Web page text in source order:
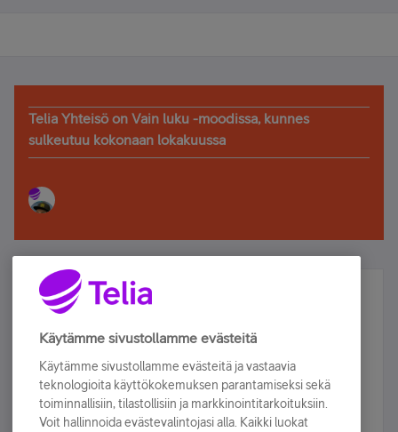
Telia Yhteisö on Vain luku -moodissa, kunnes
sulkeutuu kokonaan lokakuussa
Älä jää paitsi – osallistu ja voita!
Tilaa Telian uutiskirje ja olet mukana arvonnassa.
sähköpostiisi.
Tilaa nyt
Käytämme sivustollamme evästeitä
Käytämme sivustollamme evästeitä ja vastaavia
teknologioita käyttökokemuksen parantamiseksi sekä
toiminnallisiin, tilastollisiin ja markkinointitarkoituksiin.
Voit hallinnoida evästevalintojasi alla. Kaikki luokat